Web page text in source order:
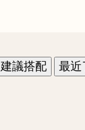
建議搭配 最近